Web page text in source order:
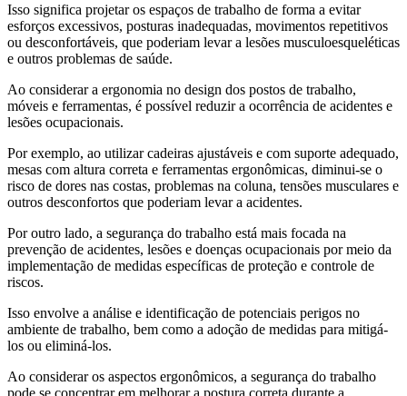
Isso significa projetar os espaços de trabalho de forma a evitar
esforços excessivos, posturas inadequadas, movimentos repetitivos
ou desconfortáveis, que poderiam levar a lesões musculoesqueléticas
e outros problemas de saúde.
Ao considerar a ergonomia no design dos postos de trabalho,
móveis e ferramentas, é possível reduzir a ocorrência de acidentes e
lesões ocupacionais.
Por exemplo, ao utilizar cadeiras ajustáveis e com suporte adequado,
mesas com altura correta e ferramentas ergonômicas, diminui-se o
risco de dores nas costas, problemas na coluna, tensões musculares e
outros desconfortos que poderiam levar a acidentes.
Por outro lado, a segurança do trabalho está mais focada na
prevenção de acidentes, lesões e doenças ocupacionais por meio da
implementação de medidas específicas de proteção e controle de
riscos.
Isso envolve a análise e identificação de potenciais perigos no
ambiente de trabalho, bem como a adoção de medidas para mitigá-
los ou eliminá-los.
Ao considerar os aspectos ergonômicos, a segurança do trabalho
pode se concentrar em melhorar a postura correta durante a